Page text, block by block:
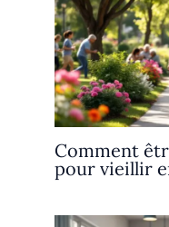
Comment
pour vieillir